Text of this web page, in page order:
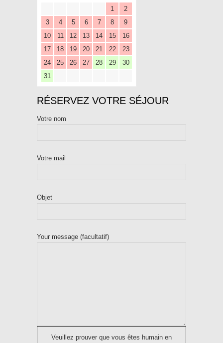
1
2
3
4 5 6 7 8
9
10
11 12 13 14 15
16
17
18 19 20 21 22
23
24
25 26 27 28 29
30
31
RÉSERVEZ VOTRE SÉJOUR
Votre nom
Votre mail
Objet
Your message (facultatif)
Veuillez prouver que vous êtes humain en